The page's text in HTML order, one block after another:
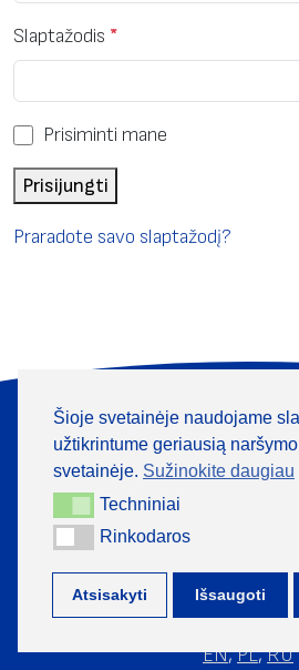
Slaptažodis *
Prisiminti mane
Prisijungti
Praradote savo slaptažodį?
Apie mus
Informacija
+370 313
©TML, 2026
EN,PL,RU
Šioje svetainėje naudojame
užtikrintume geriausią
svetainėje. Sužinokite daugiau
TechniniaiTechniniai
RinkodarosRinkodaros
Atsisakyti Išsaugoti